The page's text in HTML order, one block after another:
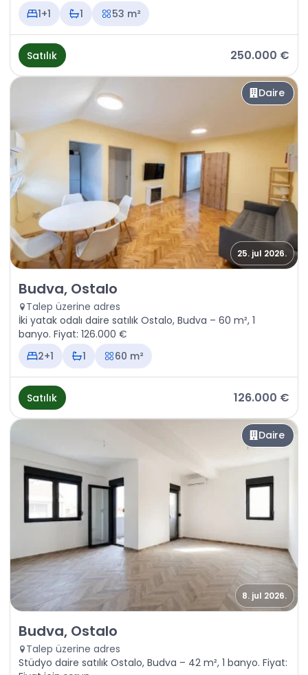
1+1
1 53 m²
Satılık 250.000 €
Daire
25. jul 2026.
Satılık - Daire Budva, Ostalo
Budva, Ostalo
Talep üzerine adres
İki yatak odalı daire satılık Ostalo, Budva – 60 m², 1
banyo. Fiyat: 126.000 €
2+1
1 60 m²
Satılık 126.000 €
Daire
8. jul 2026.
Satılık - Daire Budva, Ostalo
Budva, Ostalo
Talep üzerine adres
Stüdyo daire satılık Ostalo, Budva – 42 m², 1 banyo. Fiyat: